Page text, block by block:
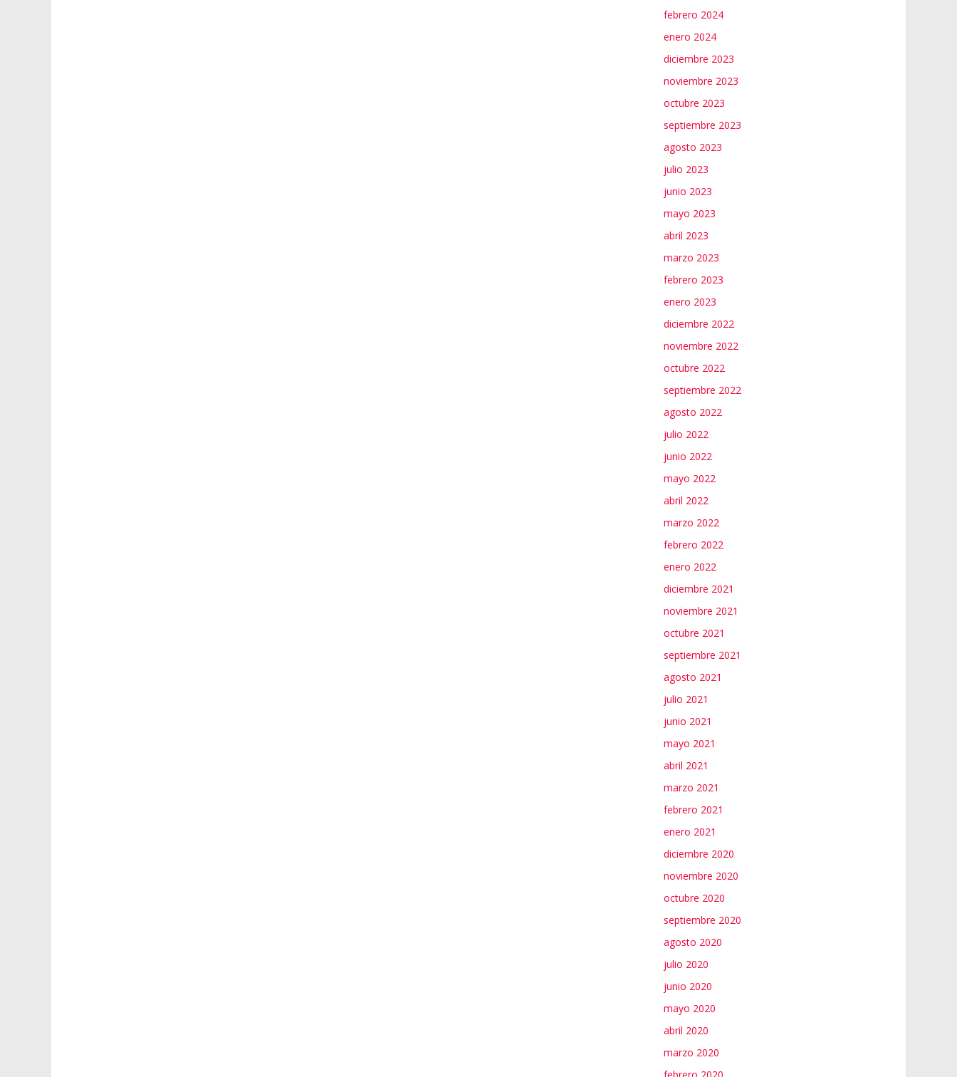
febrero 2024
enero 2024
diciembre 2023
noviembre 2023
octubre 2023
septiembre 2023
agosto 2023
julio 2023
junio 2023
mayo 2023
abril 2023
marzo 2023
febrero 2023
enero 2023
diciembre 2022
noviembre 2022
octubre 2022
septiembre 2022
agosto 2022
julio 2022
junio 2022
mayo 2022
abril 2022
marzo 2022
febrero 2022
enero 2022
diciembre 2021
noviembre 2021
octubre 2021
septiembre 2021
agosto 2021
julio 2021
junio 2021
mayo 2021
abril 2021
marzo 2021
febrero 2021
enero 2021
diciembre 2020
noviembre 2020
octubre 2020
septiembre 2020
agosto 2020
julio 2020
junio 2020
mayo 2020
abril 2020
marzo 2020